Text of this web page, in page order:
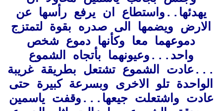
يهدئها..واستطاع ان يرفع رأسها عن
الارض ويضمها الى صدره بقوة لتمتزج
دموعهما معا وكأنها دموع شخص
واحد...وعيونهما بأتجاه الشموع
...عادت الشموع تشتعل بطريقة غريبة
الواحدة تلو الاخرى وبسرعة كبيرة حتى
عادت واشتعلت جيعها...وقفت ياسمين